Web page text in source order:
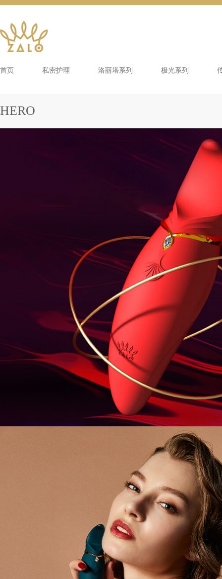
首页 私密护理 洛丽塔系列 极光系列
HERO